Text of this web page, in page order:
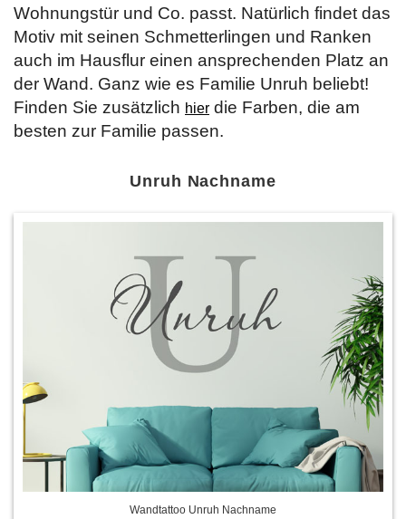
Wohnungstür und Co. passt. Natürlich findet das
Motiv mit seinen Schmetterlingen und Ranken
auch im Hausflur einen ansprechenden Platz an
der Wand. Ganz wie es Familie Unruh beliebt!
Finden Sie zusätzlich hier die Farben, die am
besten zur Familie passen.
Unruh Nachname
Wandtattoo Unruh Nachname